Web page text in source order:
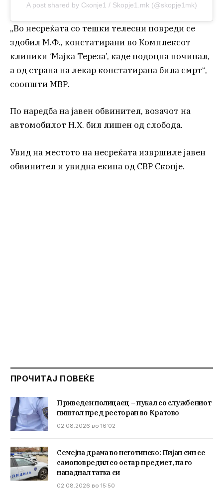
A post shared by Скопје1 / Skopje1.mk (@skopje1mk)
„Во несреќата со тешки телесни повреди се
здобил М.Ф., констатирани во Комплексот
клиники ‘Мајка Тереза’, каде подоцна починал,
а од страна на лекар констатирана била смрт“,
соопшти МВР.
По наредба на јавен обвинител, возачот на
автомобилот Н.Х. бил лишен од слобода.
Увид на местото на несреќата извршиле јавен
обвинител и увидна екипа од СВР Скопје.
ПРОЧИТАЈ ПОВЕЌЕ
Приведен полицаец – пукал со службениот
пиштол пред ресторан во Кратово
02.08.2026 во 16:02
Семејна драма во неготинско: Пијан син се
самоповредил со остар предмет, па го
нападнал татка си
02.08.2026 во 15:50